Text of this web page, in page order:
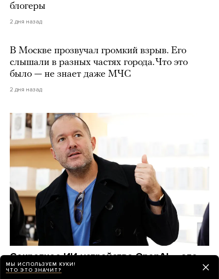
блогеры
2 дня назад
В Москве прозвучал громкий взрыв. Его
слышали в разных частях города. Что это
было — не знает даже МЧС
2 дня назад
Секретное ИИ-устройство OpenAI — это
умная колонка в форме пончика. Дизайн
МЫ ИСПОЛЬЗУЕМ КУКИ!
ЧТО ЭТО ЗНАЧИТ?